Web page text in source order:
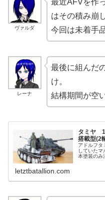
ヴァルダ
はその積み崩し
今回は未着手
レーナ
最後に組んだ
け。
結構期間が空
タミヤ
搭載型
アドルフタ
していた
本塗装のみ
letztbatallion.com